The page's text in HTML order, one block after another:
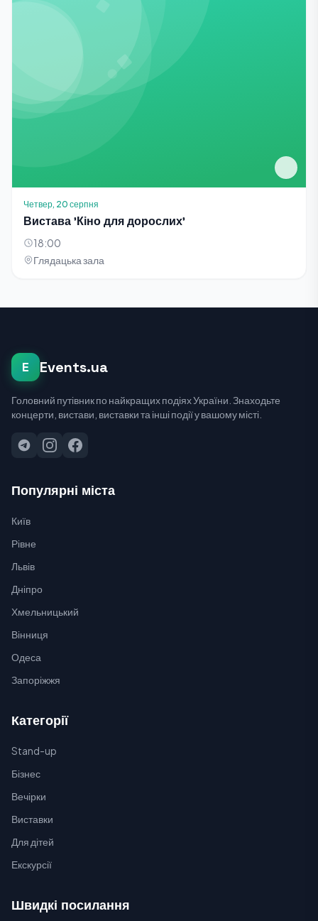
Четвер, 20 серпня
Вистава 'Кіно для дорослих'
18:00
Глядацька зала
E Events.ua
Головний путівник по найкращих подіях України. Знаходьте
концерти, вистави, виставки та інші події у вашому місті.
Популярні міста
Київ
Рівне
Львів
Дніпро
Хмельницький
Вінниця
Одеса
Запоріжжя
Категорії
Stand-up
Бізнес
Вечірки
Виставки
Для дітей
Екскурсії
Швидкі посилання